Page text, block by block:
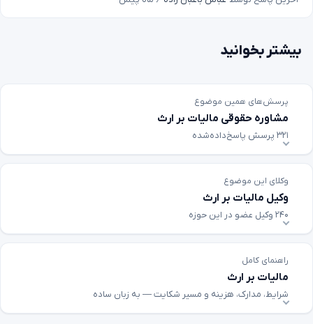
بیشتر بخوانید
پرسش‌های همین موضوع
مشاوره حقوقی مالیات بر ارث
۳۲۱ پرسش پاسخ‌داده‌شده
وکلای این موضوع
وکیل مالیات بر ارث
۲۴۰ وکیل عضو در این حوزه
راهنمای کامل
مالیات بر ارث
شرایط، مدارک، هزینه و مسیر شکایت — به زبان ساده